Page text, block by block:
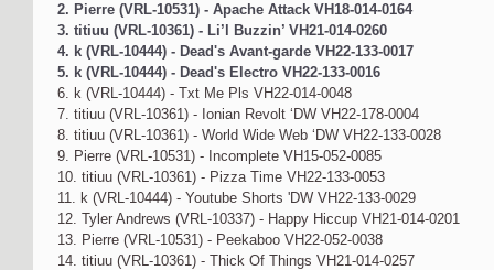
2. Pierre (VRL-10531) - Apache Attack VH18-014-0164
3. titiuu (VRL-10361) - Li’l Buzzin’ VH21-014-0260
4. k (VRL-10444) - Dead's Avant-garde VH22-133-0017
5. k (VRL-10444) - Dead's Electro VH22-133-0016
6. k (VRL-10444) - Txt Me Pls VH22-014-0048
7. titiuu (VRL-10361) - Ionian Revolt ‘DW VH22-178-0004
8. titiuu (VRL-10361) - World Wide Web ‘DW VH22-133-0028
9. Pierre (VRL-10531) - Incomplete VH15-052-0085
10. titiuu (VRL-10361) - Pizza Time VH22-133-0053
11. k (VRL-10444) - Youtube Shorts 'DW VH22-133-0029
12. Tyler Andrews (VRL-10337) - Happy Hiccup VH21-014-0201
13. Pierre (VRL-10531) - Peekaboo VH22-052-0038
14. titiuu (VRL-10361) - Thick Of Things VH21-014-0257